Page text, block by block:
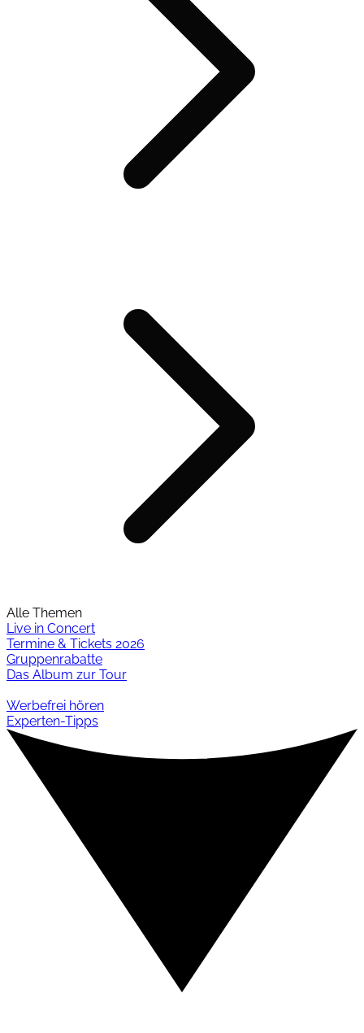
Alle Themen
Live in Concert
Termine & Tickets 2026
Gruppenrabatte
Das Album zur Tour
Werbefrei hören
Experten-Tipps